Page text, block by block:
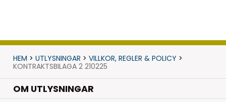
HEM > UTLYSNINGAR > VILLKOR, REGLER & POLICY >
KONTRAKTSBILAGA 2 210225
OM UTLYSNINGAR